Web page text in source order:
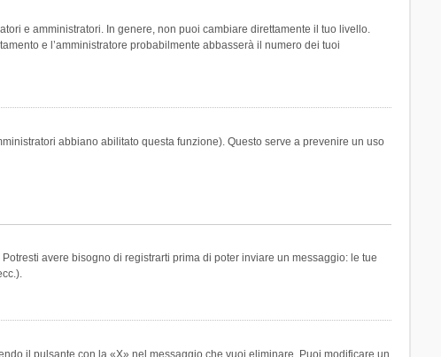
e amministratori. In genere, non puoi cambiare direttamente il tuo livello.
e l’amministratore probabilmente abbasserà il numero dei tuoi
abbiano abilitato questa funzione). Questo serve a prevenire un uso
avere bisogno di registrarti prima di poter inviare un messaggio: le tue
il pulsante con la «X» nel messaggio che vuoi eliminare. Puoi modificare un